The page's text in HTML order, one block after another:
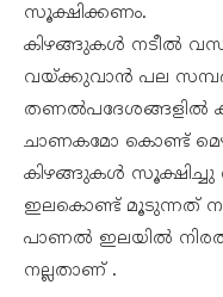
സൂക്ഷിക്കണം.
കിഴങ്ങുകൾ നടീൽ
വയ്ക്കുവാൻ പല
തണൽപദേശങ്ങളിൽ
ചാണകമോ കൊണ്ട്
കിഴങ്ങുകൾ സൂക്ഷിച്ചു
ഇലകൊണ്ട് മൂടുന്നത്
പാണൽ ഇലയിൽ
നല്ലതാണ് .